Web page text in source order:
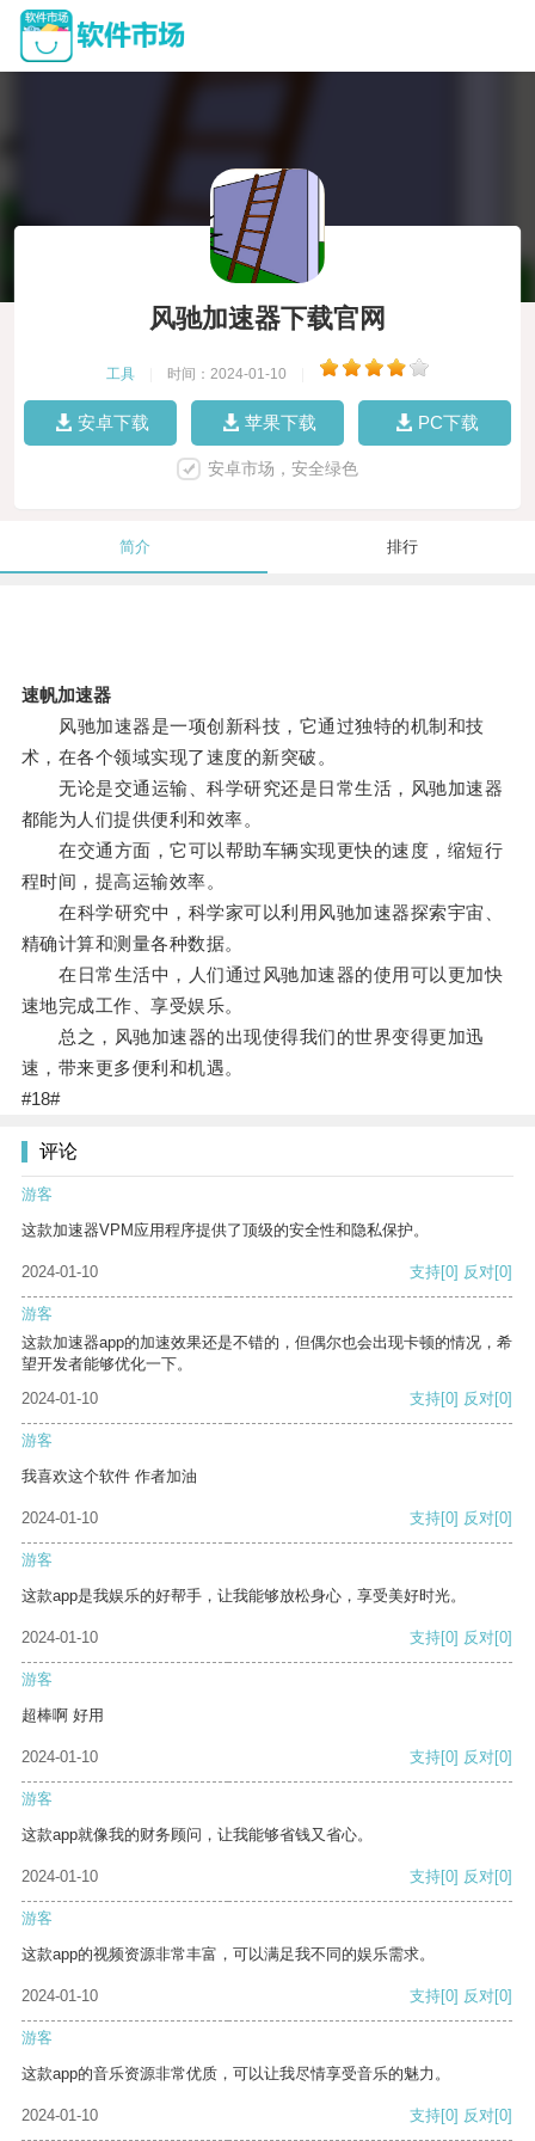
风驰加速器下载官网
工具 时间：2024-01-10
安卓下载 苹果下载 PC下载
安卓市场，安全绿色
简介 排行
速帆加速器
风驰加速器是一项创新科技，它通过独特的机制和技
术，在各个领域实现了速度的新突破。
无论是交通运输、科学研究还是日常生活，风驰加速器
都能为人们提供便利和效率。
在交通方面，它可以帮助车辆实现更快的速度，缩短行
程时间，提高运输效率。
在科学研究中，科学家可以利用风驰加速器探索宇宙、
精确计算和测量各种数据。
在日常生活中，人们通过风驰加速器的使用可以更加快
速地完成工作、享受娱乐。
总之，风驰加速器的出现使得我们的世界变得更加迅
速，带来更多便利和机遇。
#18#
评论
游客
这款加速器VPM应用程序提供了顶级的安全性和隐私保护。
2024-01-10 支持[0] 反对[0]
游客
这款加速器app的加速效果还是不错的，但偶尔也会出现卡顿的情况，希
望开发者能够优化一下。
2024-01-10
支持[0] 反对[0]
游客
我喜欢这个软件 作者加油
2024-01-10 支持[0] 反对[0]
游客
这款app是我娱乐的好帮手，让我能够放松身心，享受美好时光。
2024-01-10 支持[0] 反对[0]
游客
超棒啊 好用
2024-01-10 支持[0] 反对[0]
游客
这款app就像我的财务顾问，让我能够省钱又省心。
2024-01-10 支持[0] 反对[0]
游客
这款app的视频资源非常丰富，可以满足我不同的娱乐需求。
2024-01-10 支持[0] 反对[0]
游客
这款app的音乐资源非常优质，可以让我尽情享受音乐的魅力。
2024-01-10 支持[0] 反对[0]